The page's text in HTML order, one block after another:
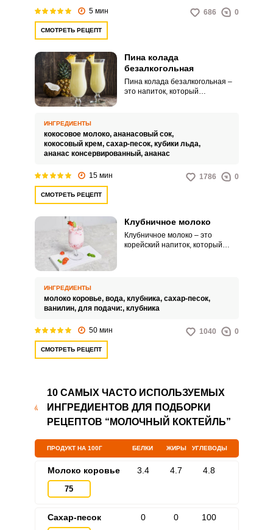
5 мин 686 0
СМОТРЕТЬ РЕЦЕПТ
Пина колада
безалкогольная
Пина колада безалкогольная –
это напиток, который
напитка "Пина колада". Он
состоит из основных
компонентов, таких как
кокосовое молоко, ананасовый
отличие от оригинала, в него не
ИНГРЕДИЕНТЫ
кокосовое молоко, ананасовый сок,
кокосовый крем, сахар-песок, кубики льда,
ананас консервированный, ананас
15 мин 1786 0
СМОТРЕТЬ РЕЦЕПТ
Клубничное молоко
Клубничное молоко – это
корейский напиток, который
чего остужают, чтобы молоко не
свернулось.
ИНГРЕДИЕНТЫ
молоко коровье, вода, клубника, сахар-песок,
ванилин, для подачи:, клубника
50 мин 1040 0
СМОТРЕТЬ РЕЦЕПТ
10 САМЫХ ЧАСТО ИСПОЛЬЗУЕМЫХ
ИНГРЕДИЕНТОВ ДЛЯ ПОДБОРКИ
РЕЦЕПТОВ “МОЛОЧНЫЙ КОКТЕЙЛЬ”
ПРОДУКТ НА 100Г БЕЛКИ ЖИРЫ УГЛЕВОДЫ
Молоко коровье
75
3.4 4.7 4.8
Сахар-песок 0 0 100